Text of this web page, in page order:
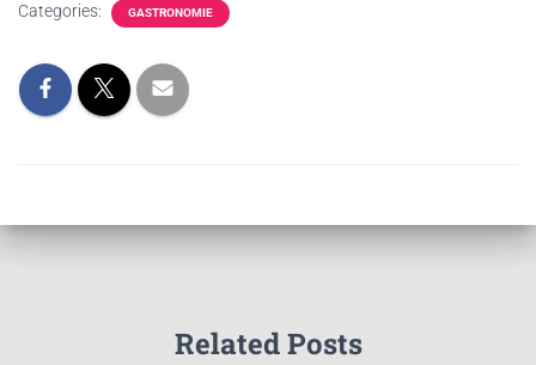
Categories: GASTRONOMIE
Related Posts